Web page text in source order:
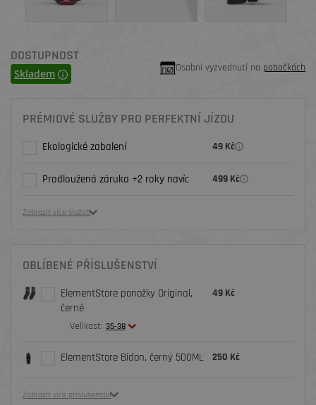
DOSTUPNOST
Skladem Osobní vyzvednutí na pobočkách
PRÉMIOVÉ SLUŽBY PRO PERFEKTNÍ JÍZDU
Ekologické zabalení 49 Kč
Prodloužená záruka +2 roky navíc 499 Kč
Zobrazit více služeb
OBLÍBENÉ PŘÍSLUŠENSTVÍ
ElementStore ponožky Original,
černé
Velikost: 35-38
49 Kč
ElementStore Bidon, černý 500ML 250 Kč
Zobrazit více příslušenství